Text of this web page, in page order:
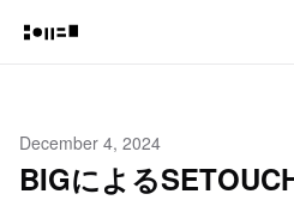
December 4, 2024
BIGによる